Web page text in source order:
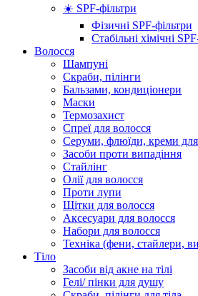
☀️ SPF-фільтри
Фізичні SPF-фільтри
Стабільні хімічні
Волосся
Шампуні
Скраби, пілінги
Бальзами, кондиціонери
Маски
Термозахист
Спреї для волосся
Серуми, флюїди, креми для
Засоби проти випадіння
Стайлінг
Олії для волосся
Проти лупи
Щітки для волосся
Аксесуари для волосся
Набори для волосся
Техніка (фени, стайлери,
Тіло
Засоби від акне на тілі
Гелі/ пінки для душу